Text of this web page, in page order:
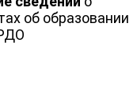
об образовании